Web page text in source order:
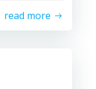
read more